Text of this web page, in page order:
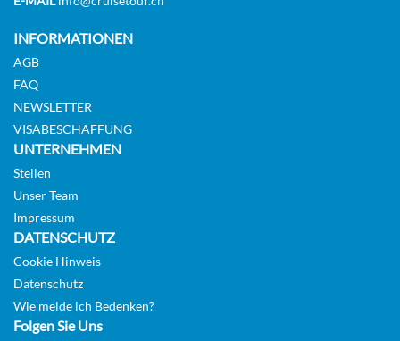
INFORMATIONEN
AGB
FAQ
NEWSLETTER
VISABESCHAFFUNG
UNTERNEHMEN
Stellen
Unser Team
Impressum
DATENSCHUTZ
Cookie Hinweis
Datenschutz
Wie melde ich Bedenken?
Folgen Sie Uns